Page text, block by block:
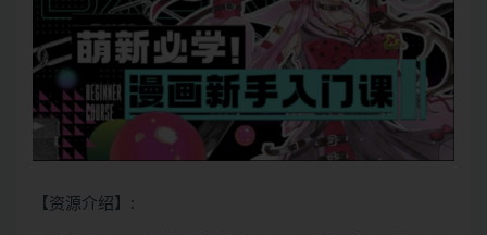
【资源介绍】: